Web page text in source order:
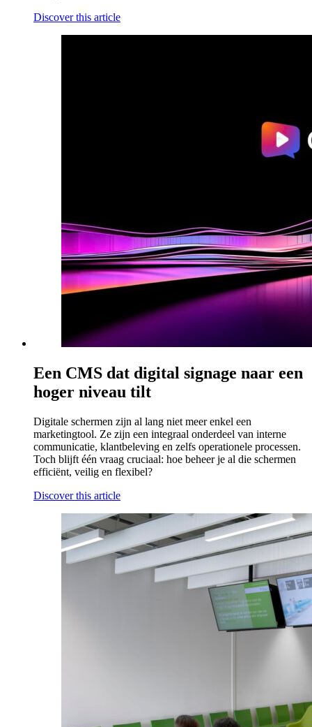
Discover this article
Een CMS dat digital signage naar een
hoger niveau tilt
Digitale schermen zijn al lang niet meer enkel een
marketingtool. Ze zijn een integraal onderdeel van interne
communicatie, klantbeleving en zelfs operationele processen.
Toch blijft één vraag cruciaal: hoe beheer je al die schermen
efficiënt, veilig en flexibel?
Discover this article